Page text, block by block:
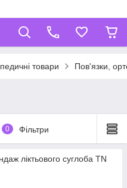
товари Пов'язки,
0 Фільтри
ліктьового суглоба TN